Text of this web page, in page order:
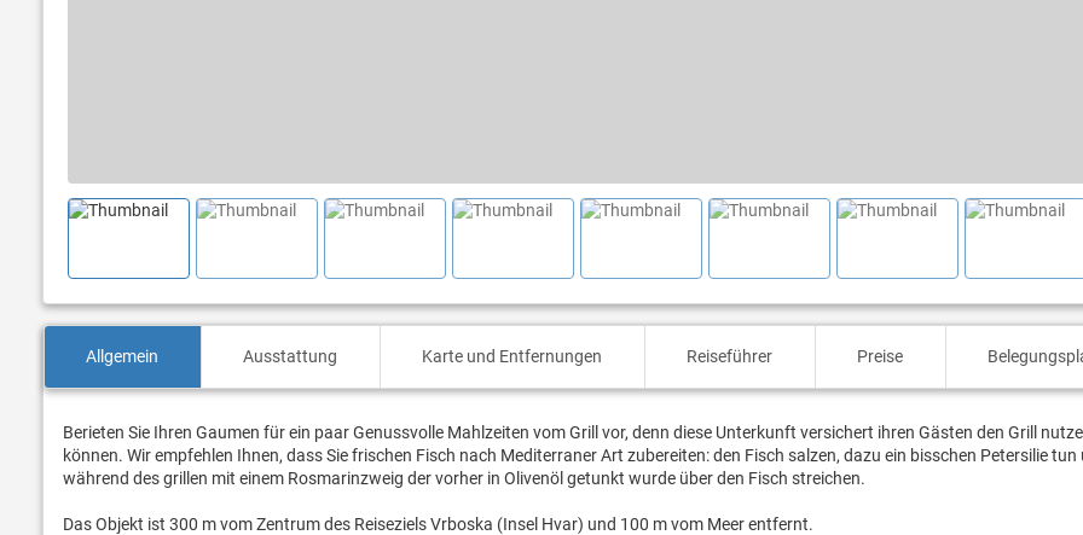
Allgemein Ausstattung Karte und Entfernungen Reiseführer Preise
Berieten Sie Ihren Gaumen für ein paar Genussvolle Mahlzeiten vom Grill vor, denn diese Unterkunft versichert ihren Gästen den Grill
können. Wir empfehlen Ihnen, dass Sie frischen Fisch nach Mediterraner Art zubereiten: den Fisch salzen, dazu ein bisschen Petersilie tun
während des grillen mit einem Rosmarinzweig der vorher in Olivenöl getunkt wurde über den Fisch streichen.
Das Objekt ist 300 m vom Zentrum des Reiseziels Vrboska (Insel Hvar) und 100 m vom Meer entfernt.